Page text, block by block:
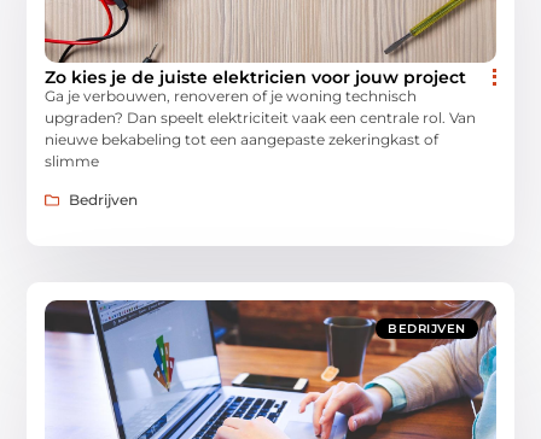
Zo kies je de juiste elektricien voor jouw project
Ga je verbouwen, renoveren of je woning technisch
upgraden? Dan speelt elektriciteit vaak een centrale rol. Van
nieuwe bekabeling tot een aangepaste zekeringkast of
slimme
Bedrijven
BEDRIJVEN